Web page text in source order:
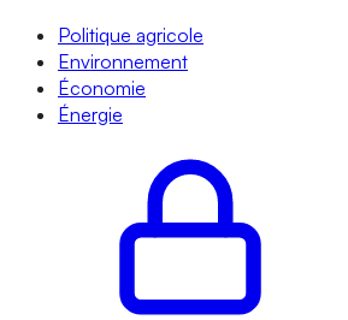
Politique agricole
Environnement
Économie
Énergie